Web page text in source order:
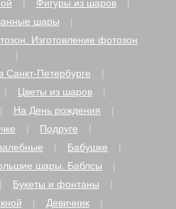
Фигуры из шаров
шары
Изготовление фотозон
Санкт-Петербурге
Цветы из шаров
На День рождения
Подруге
Бабушке
шары. Баблсы
Букеты и фонтаны
Девичник